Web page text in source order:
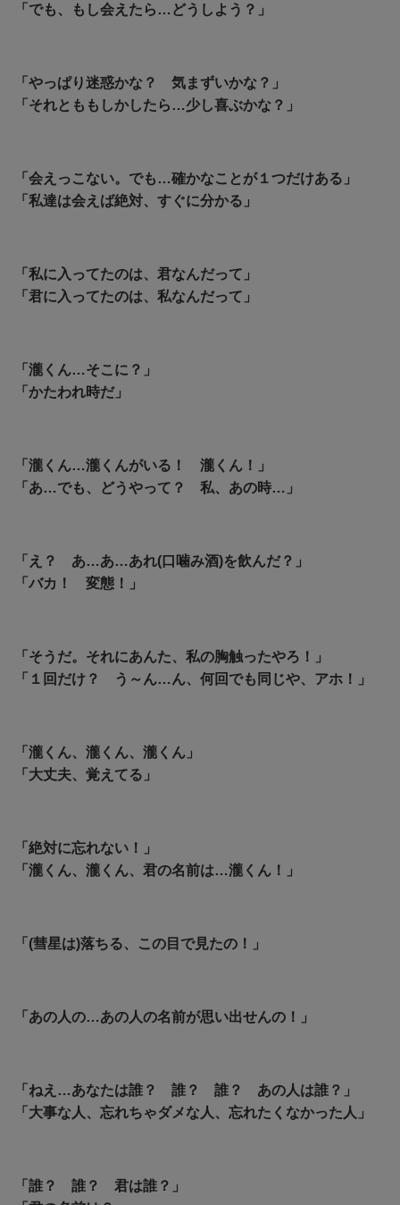
「でも、もし会えたら…どうしよう？」
「やっぱり迷惑かな？ 気まずいかな？」
「それとももしかしたら…少し喜ぶかな？」
「会えっこない。でも…確かなことが１つだけある」
「私達は会えば絶対、すぐに分かる」
「私に入ってたのは、君なんだって」
「君に入ってたのは、私なんだって」
「瀧くん…そこに？」
「かたわれ時だ」
「瀧くん…瀧くんがいる！ 瀧くん！」
「あ…でも、どうやって？ 私、あの時…」
「え？ あ…あ…あれ(口噛み酒)を飲んだ？」
「バカ！ 変態！」
「そうだ。それにあんた、私の胸触ったやろ！」
「１回だけ？ う～ん…ん、何回でも同じや、アホ！」
「瀧くん、瀧くん、瀧くん」
「大丈夫、覚えてる」
「絶対に忘れない！」
「瀧くん、瀧くん、君の名前は…瀧くん！」
「(彗星は)落ちる、この目で見たの！」
「あの人の…あの人の名前が思い出せんの！」
「ねえ…あなたは誰？ 誰？ 誰？ あの人は誰？」
「大事な人、忘れちゃダメな人、忘れたくなかった人」
「誰？ 誰？ 君は誰？」